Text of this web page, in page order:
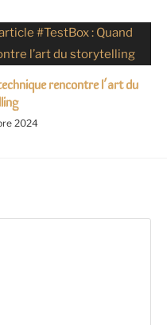
rencontre l’art du
2024